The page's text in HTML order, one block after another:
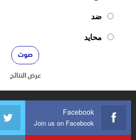
ضد
محايد
عرض النتائج
Facebook
Join us on Facebook